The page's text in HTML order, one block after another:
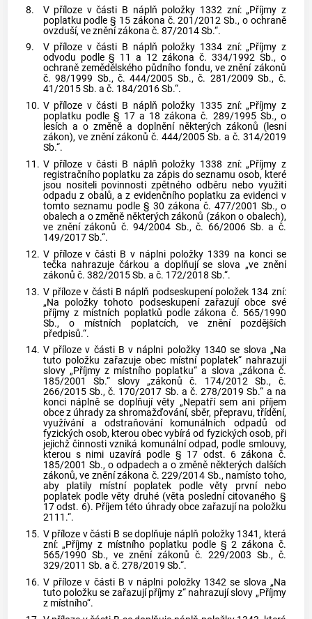
8.
V příloze v části B náplň položky 1332 zní: „Příjmy z
poplatku podle § 15 zákona č. 201/2012 Sb., o ochraně
ovzduší, ve znění zákona č. 87/2014 Sb.“.
9.
V příloze v části B náplň položky 1334 zní: „Příjmy z
odvodu podle § 11 a 12 zákona č. 334/1992 Sb., o
ochraně zemědělského půdního fondu, ve znění zákonů
č. 98/1999 Sb., č. 444/2005 Sb., č. 281/2009 Sb., č.
41/2015 Sb. a č. 184/2016 Sb.“.
10. V příloze v části B náplň položky 1335 zní: „Příjmy z
poplatku podle § 17 a 18 zákona č. 289/1995 Sb., o
lesích a o změně a doplnění některých zákonů (lesní
zákon), ve znění zákonů č. 444/2005 Sb. a č. 314/2019
Sb.“.
11. V příloze v části B náplň položky 1338 zní: „Příjmy z
registračního poplatku za zápis do seznamu osob, které
jsou nositeli povinnosti zpětného odběru nebo využití
odpadu z obalů, a z evidenčního poplatku za evidenci v
tomto seznamu podle § 30 zákona č. 477/2001 Sb., o
obalech a o změně některých zákonů (zákon o obalech),
ve znění zákonů č. 94/2004 Sb., č. 66/2006 Sb. a č.
149/2017 Sb.“.
12. V příloze v části B v náplni položky 1339 na konci se
tečka nahrazuje čárkou a doplňují se slova „ve znění
zákonů č. 382/2015 Sb. a č. 172/2018 Sb.“.
13. V příloze v části B náplň podseskupení položek 134 zní:
„Na položky tohoto podseskupení zařazují obce své
příjmy z místních poplatků podle zákona č. 565/1990
Sb., o místních poplatcích, ve znění pozdějších
předpisů.“.
14. V příloze v části B v náplni položky 1340 se slova „Na
tuto položku zařazuje obec místní poplatek“ nahrazují
slovy „Příjmy z místního poplatku“ a slova „zákona č.
185/2001 Sb.“ slovy „zákonů č. 174/2012 Sb., č.
266/2015 Sb., č. 170/2017 Sb. a č. 278/2019 Sb.“ a na
konci náplně se doplňují věty „Nepatří sem ani příjem
obce z úhrady za shromažďování, sběr, přepravu, třídění,
využívání a odstraňování komunálních odpadů od
fyzických osob, kterou obec vybírá od fyzických osob, při
jejichž činnosti vzniká komunální odpad, podle smlouvy,
kterou s nimi uzavírá podle § 17 odst. 6 zákona č.
185/2001 Sb., o odpadech a o změně některých dalších
zákonů, ve znění zákona č. 229/2014 Sb., namísto toho,
aby platily místní poplatek podle věty první nebo
poplatek podle věty druhé (věta poslední citovaného §
17 odst. 6). Příjem této úhrady obce zařazují na položku
2111.“.
15. V příloze v části B se doplňuje náplň položky 1341, která
zní: „Příjmy z místního poplatku podle § 2 zákona č.
565/1990 Sb., ve znění zákonů č. 229/2003 Sb., č.
329/2011 Sb. a č. 278/2019 Sb.“.
16. V příloze v části B v náplni položky 1342 se slova „Na
tuto položku se zařazují příjmy z“ nahrazují slovy „Příjmy
z místního“.